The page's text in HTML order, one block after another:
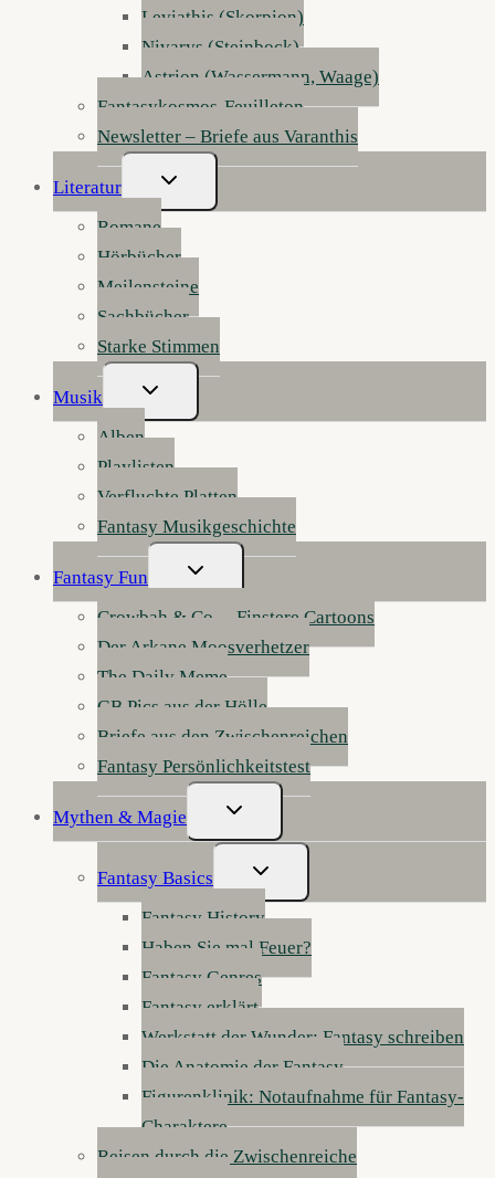
Leviathis (Skorpion)
Nivarys (Steinbock)
Astrion (Wassermann, Waage)
Fantasykosmos-Feuilleton
Newsletter – Briefe aus Varanthis
Literatur
Untermenü
Umschalten
Romane
Hörbücher
Meilensteine
Sachbücher
Starke Stimmen
Musik
Untermenü
Umschalten
Alben
Playlisten
Verfluchte Platten
Fantasy Musikgeschichte
Fantasy Fun
Untermenü
Umschalten
Crowbah & Co. – Finstere Cartoons
Der Arkane Moosverhetzer
The Daily Meme
GB Pics aus der Hölle
Briefe aus den Zwischenreichen
Fantasy Persönlichkeitstest
Mythen & Magie
Untermenü
Umschalten
Fantasy Basics
Untermenü
Umschalten
Fantasy History
Haben Sie mal Feuer?
Fantasy Genres
Fantasy erklärt
Werkstatt der Wunder: Fantasy schreiben
Die Anatomie der Fantasy
Figurenklinik: Notaufnahme für Fantasy-
Charaktere
Reisen durch die Zwischenreiche